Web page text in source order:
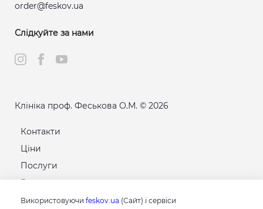
Використовуючи feskov.ua (Сайт) і сервіси
order@feskov.ua
Слідкуйте за нами
Клініка проф. Феськова О.М. © 2026
Контакти
Ціни
Послуги
Розклад
Карта сайту